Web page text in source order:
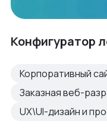
Конфигуратор
Корпоративный
Заказная веб-
UX\UI-дизайн и